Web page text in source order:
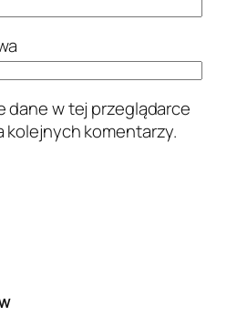
dane w tej przeglądarce
kolejnych komentarzy.